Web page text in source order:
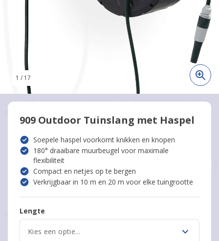
1 / 17
909 Outdoor Tuinslang met Haspel
Soepele haspel voorkomt knikken en knopen
180° draaibare muurbeugel voor maximale
flexibiliteit
Compact en netjes op te bergen
Verkrijgbaar in 10 m en 20 m voor elke tuingrootte
Lengte